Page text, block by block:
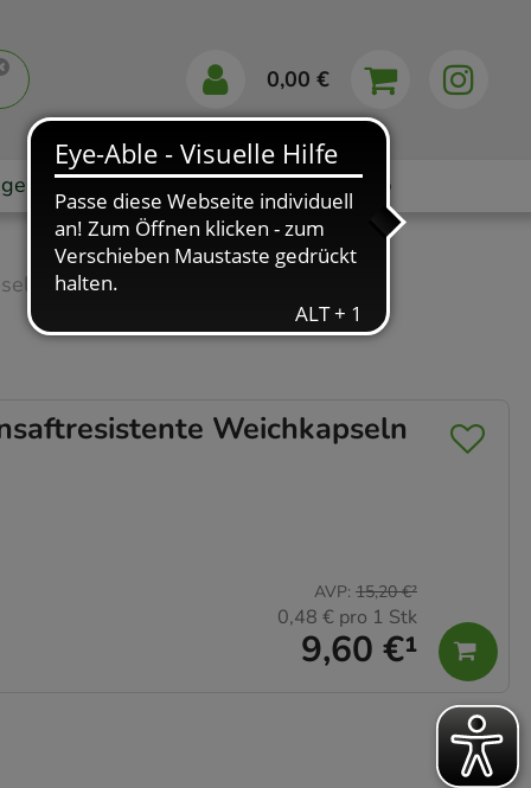
0,00 €
Markenshops Ratgeber App
Weichkapseln
9,60 €¹
AVP: 15,20 €²
0,48 € pro 1 Stk